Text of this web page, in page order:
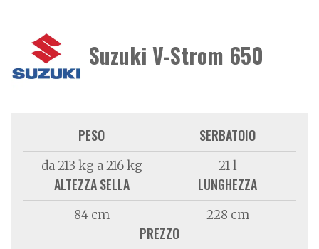
Suzuki V-Strom 650
PESO
da 213 kg a 216 kg
SERBATOIO
21 l
ALTEZZA SELLA
84 cm
LUNGHEZZA
228 cm
PREZZO